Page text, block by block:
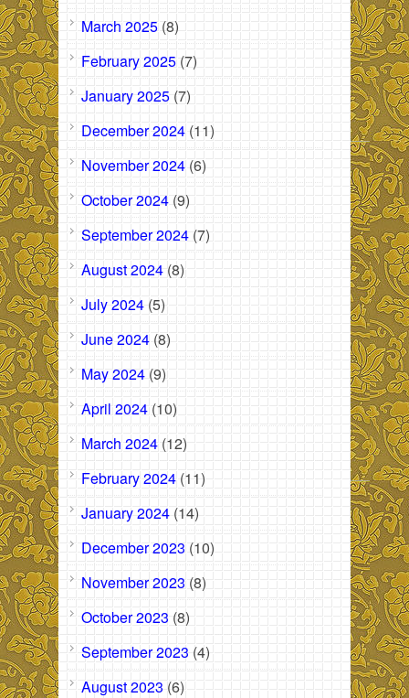
March 2025 (8)
February 2025 (7)
January 2025 (7)
December 2024 (11)
November 2024 (6)
October 2024 (9)
September 2024 (7)
August 2024 (8)
July 2024 (5)
June 2024 (8)
May 2024 (9)
April 2024 (10)
March 2024 (12)
February 2024 (11)
January 2024 (14)
December 2023 (10)
November 2023 (8)
October 2023 (8)
September 2023 (4)
August 2023 (6)